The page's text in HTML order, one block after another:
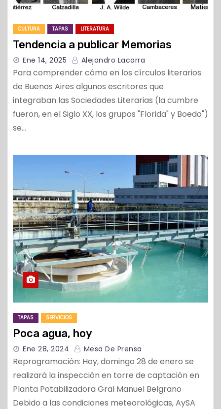
CULTURA TAPAS LITERATURA
Tendencia a publicar Memorias
Ene 14, 2025 Alejandro Lacarra
Para comprender cómo en los círculos literarios
de Buenos Aires algunos escritores que
integraban las Sociedades Literarias (la cumbre
fueron, en el Siglo XX, los grupos "Florida" y Boedo")
se…
TAPAS SERVICIOS
Poca agua, hoy
Ene 28, 2024 Mesa De Prensa
Reprogramación: Hoy, domingo 28 de enero se
realizará la inspección en torre de captación en
Planta Potabilizadora Gral Manuel Belgrano
Debido a las condiciones meteorológicas, AySA